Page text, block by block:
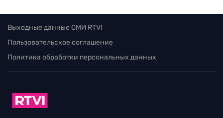
Выходные данные СМИ RTVI
Пользовательское соглашение
Политика обработки персональных данных